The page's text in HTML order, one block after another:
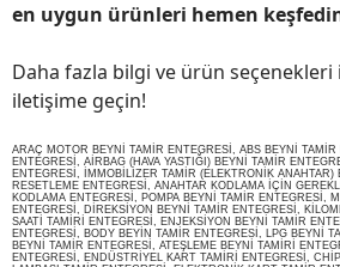
en uygun ürünleri hemen
Daha fazla bilgi ve ürün
iletişime geçin!
ARAÇ MOTOR BEYNİ TAMİR ENTEGRESİ, ABS BEYNİ
ENTEGRESİ, AİRBAG (HAVA YASTIĞI) BEYNİ TAMİR
ENTEGRESİ, İMMOBİLİZER TAMİR (ELEKTRONİK ANAHTAR)
RESETLEME ENTEGRESİ, ANAHTAR KODLAMA İÇİN
KODLAMA ENTEGRESİ, POMPA BEYNİ TAMİR ENTEGRESİ,
ENTEGRESİ, DİREKSİYON BEYNİ TAMİR ENTEGRESİ,
SAATİ TAMİRİ ENTEGRESİ, ENJEKSİYON BEYNİ TAMİR
ENTEGRESİ, BODY BEYİN TAMİR ENTEGRESİ, LPG BEYNİ
BEYNİ TAMİR ENTEGRESİ, ATEŞLEME BEYNİ TAMİRİ
ENTEGRESİ, ENDÜSTRİYEL KART TAMİRİ ENTEGRESİ,